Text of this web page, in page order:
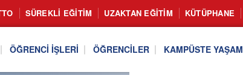
SÜREKLI EĞITIM UZAKTAN EĞITIM KÜTÜPHANE
ÖĞRENCI İŞLERI ÖĞRENCILER KAMPÜSTE YAŞAM